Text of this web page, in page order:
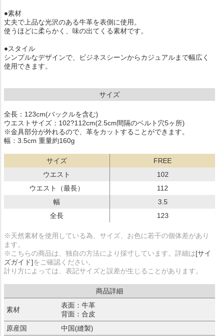
●素材
丈夫で上品な光沢のある牛革を表側に使用。
使うほどに柔らかく、味の出てくる素材です。
●スタイル
シンプルなデザインで、ビジネスシーンからカジュアルまで幅広く
使用できます。
サイズ
全長：123cm(バックルを含む)
ウエストサイズ：102?112cm(2.5cm間隔のベルト穴5ヶ所)
※金具部分が外れるので、革をカットすることができます。
幅：3.5cm 重量約160g
サイズ
FREE
ウエスト
102
ウエスト（最長）
112
幅
3.5
全長
123
※天然素材を使用している為、サイズ、お色に若干の個体差があり
ます。
※こちらの商品は、独自の方法により採寸しています。詳細は[サイ
ズガイド]をご確認ください。
計り方によっては、表記サイズと誤差が生じることがあります。
商品詳細
素材
表面：牛革
背面：合皮
原産国
中国(縫製)